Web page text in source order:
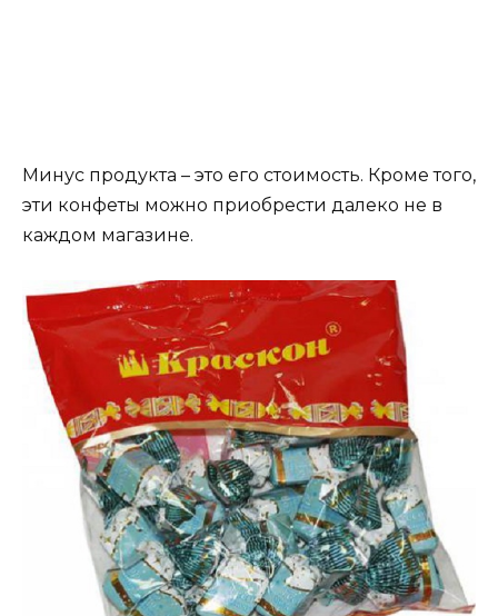
Минус продукта – это его стоимость. Кроме того,
эти конфеты можно приобрести далеко не в
каждом магазине.